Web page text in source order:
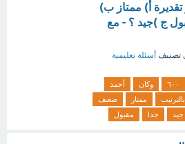
أ) ممتاز ب)
ج )جيد ؟ - مع
تصنيف أسئلة تعليمية
٦٠٠ وكان
أحمد
بالترتيب ممتاز
ضعيف
جيد جدا مقبول